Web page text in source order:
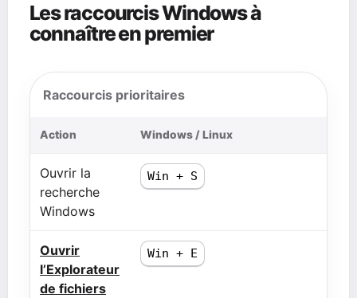
Les raccourcis Windows à
connaître en premier
Raccourcis prioritaires
Action Windows / Linux
Ouvrir la
recherche
Windows
Win + S
Ouvrir
l’Explorateur
de fichiers
Win + E